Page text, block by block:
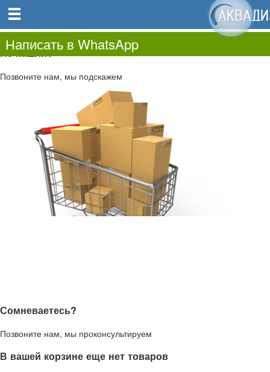
0.00
0
Не нашли?
Позвоните нам, мы подскажем
Сомневаетесь?
Позвоните нам, мы проконсультируем
В вашей корзине еще нет товаров
Написать в WhatsApp